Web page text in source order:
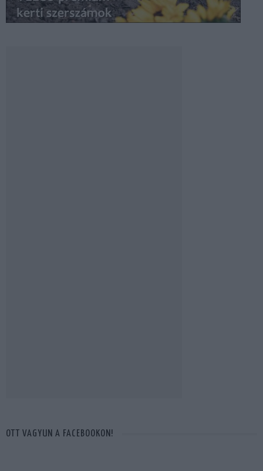
OTT VAGYUN A FACEBOOKON!